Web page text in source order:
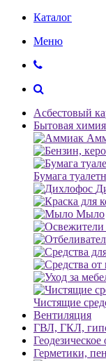
Каталог
Меню
Асбестовый
Бытовая химия
Бумага
Мыло
Чистящие
Вентиляция
ГВЛ, ГКЛ,
Герметики,